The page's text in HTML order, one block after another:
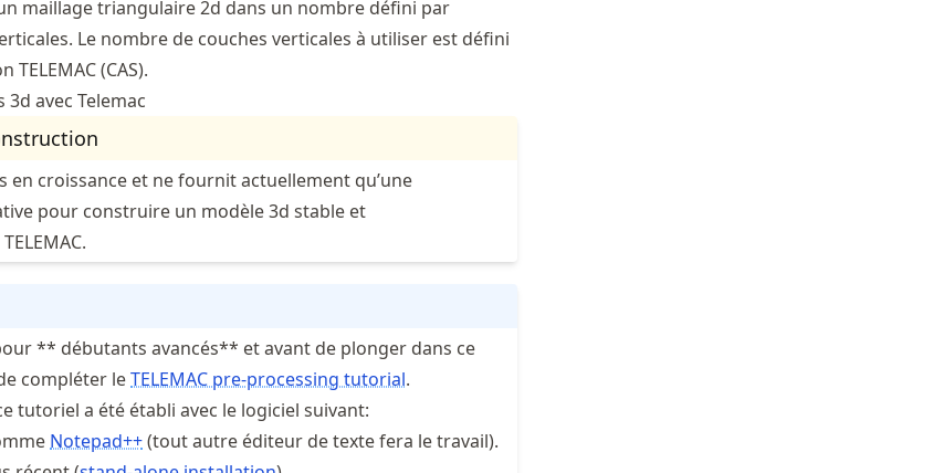
maillage triangulaire 2d dans un nombre défini par
Le nombre de couches verticales à utiliser est défini
(CAS).
avec Telemac
en croissance et ne fournit actuellement qu’une
pour construire un modèle 3d stable et
** débutants avancés** et avant de plonger dans ce
compléter leTELEMAC pre-processing tutorial.
tutoriel a été établi avec le logiciel suivant:
Notepad++(tout autre éditeur de texte fera le travail).